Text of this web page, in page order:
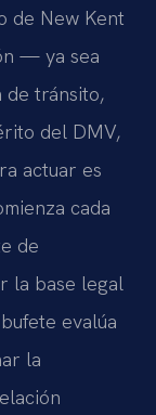
de New Kent
— ya sea
de tránsito,
del DMV,
actuar es
cada
de
la base legal
evalúa
la